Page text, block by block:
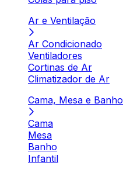
Ar e Ventilação
Ar Condicionado
Ventiladores
Cortinas de Ar
Climatizador de Ar
Cama, Mesa e Banho
Cama
Mesa
Banho
Infantil